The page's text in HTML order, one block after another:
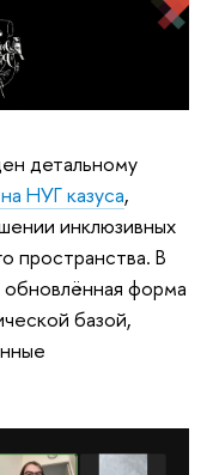
детальному
НУГ казуса,
инклюзивных
пространства. В
форма
базой,